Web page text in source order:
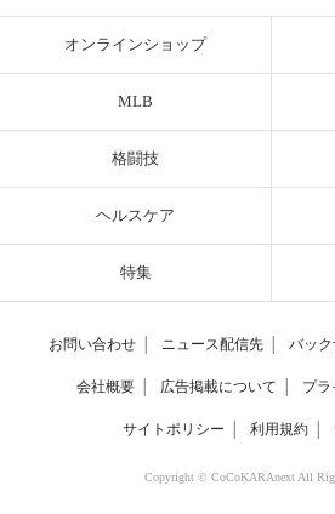
オンラインショップ
MLB
格闘技
ヘルスケア
特集
お問い合わせ ニュース配信先 バッ
会社概要 広告掲載について プラ
サイトポリシー 利用規約
Copyright © CoCoKARAnext All